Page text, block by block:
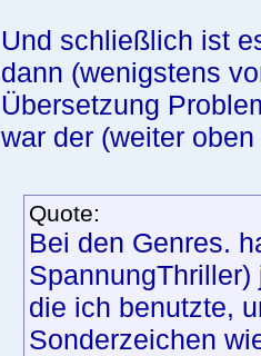
Und schließlich ist
dann (wenigstens
Übersetzung
war der (weiter
Quote:
Bei den Genres.
die ich benutzte,
Sonderzeichen